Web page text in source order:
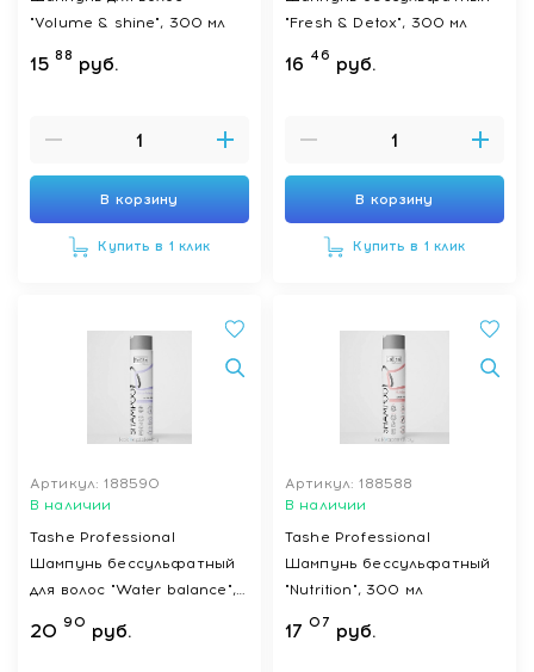
"Volume & shine", 300 мл
15 88 руб.
В корзину
Купить в 1 клик
"Fresh & Detox", 300 мл
16 46 руб.
В корзину
Купить в 1 клик
Артикул: 188590
В наличии
Tashe Professional
Шампунь бессульфатный
для волос "Water balance",
300 мл
20 90 руб.
Артикул: 188588
В наличии
Tashe Professional
Шампунь бессульфатный
"Nutrition", 300 мл
17 07 руб.